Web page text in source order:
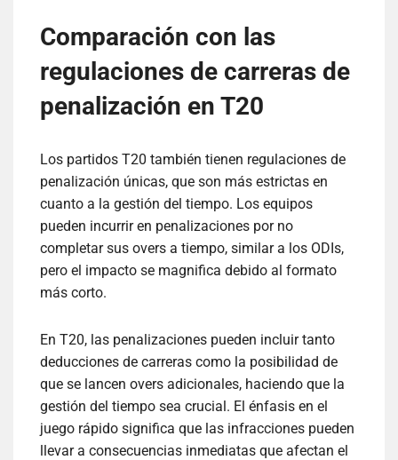
Comparación con las
regulaciones de carreras de
penalización en T20
Los partidos T20 también tienen regulaciones de
penalización únicas, que son más estrictas en
cuanto a la gestión del tiempo. Los equipos
pueden incurrir en penalizaciones por no
completar sus overs a tiempo, similar a los ODIs,
pero el impacto se magnifica debido al formato
más corto.
En T20, las penalizaciones pueden incluir tanto
deducciones de carreras como la posibilidad de
que se lancen overs adicionales, haciendo que la
gestión del tiempo sea crucial. El énfasis en el
juego rápido significa que las infracciones pueden
llevar a consecuencias inmediatas que afectan el